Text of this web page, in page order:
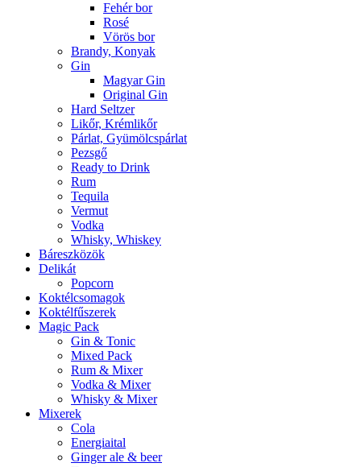
Fehér bor
Rosé
Vörös bor
Brandy, Konyak
Gin
Magyar Gin
Original Gin
Hard Seltzer
Likőr, Krémlikőr
Párlat, Gyümölcspárlat
Pezsgő
Ready to Drink
Rum
Tequila
Vermut
Vodka
Whisky, Whiskey
Báreszközök
Delikát
Popcorn
Koktélcsomagok
Koktélfűszerek
Magic Pack
Gin & Tonic
Mixed Pack
Rum & Mixer
Vodka & Mixer
Whisky & Mixer
Mixerek
Cola
Energiaital
Ginger ale & beer